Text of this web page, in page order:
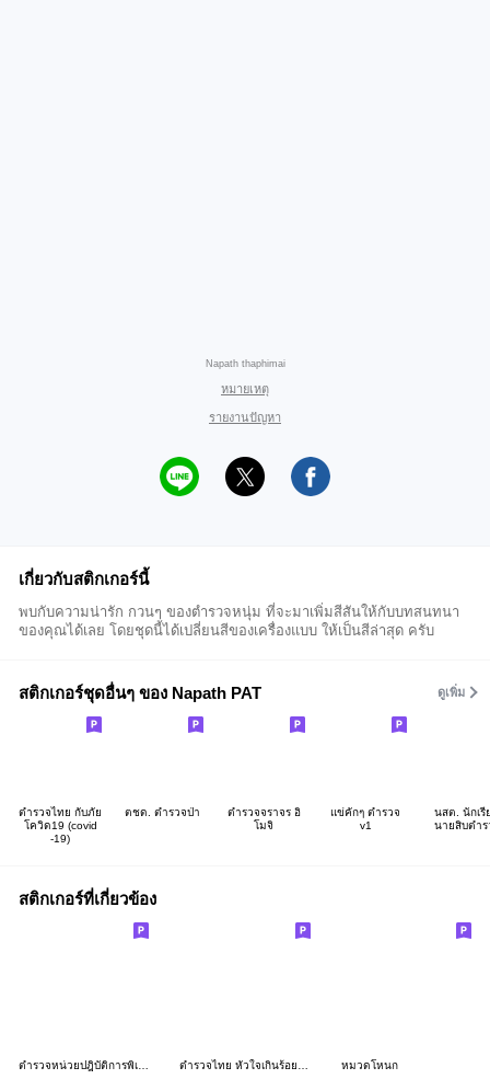
Napath thaphimai
หมายเหตุ
รายงานปัญหา
เกี่ยวกับสติกเกอร์นี้
พบกับความน่ารัก กวนๆ ของตำรวจหนุ่ม ที่จะมาเพิ่มสีสันให้กับบทสนทนา
ของคุณได้เลย โดยชุดนี้ได้เปลี่ยนสีของเครื่องแบบ ให้เป็นสีล่าสุด ครับ
สติกเกอร์ชุดอื่นๆ ของ Napath PAT ดูเพิ่ม
ตำรวจไทย กับภัย
โควิด19 (covid
-19)
ตชด. ตำรวจป่า
ตำรวจจราจร อิ
โมจิ
แข่คักๆ ตำรวจ
v1
นสต. นักเรี
นายสิบตำร
สติกเกอร์ที่เกี่ยวข้อง
ตำรวจหน่วยปฎิบัติการพิเศษ 953 ตำรวจไทย หัวใจเกินร้อย #ุ6 (ผู้กำกับการ) หมวดโหนก